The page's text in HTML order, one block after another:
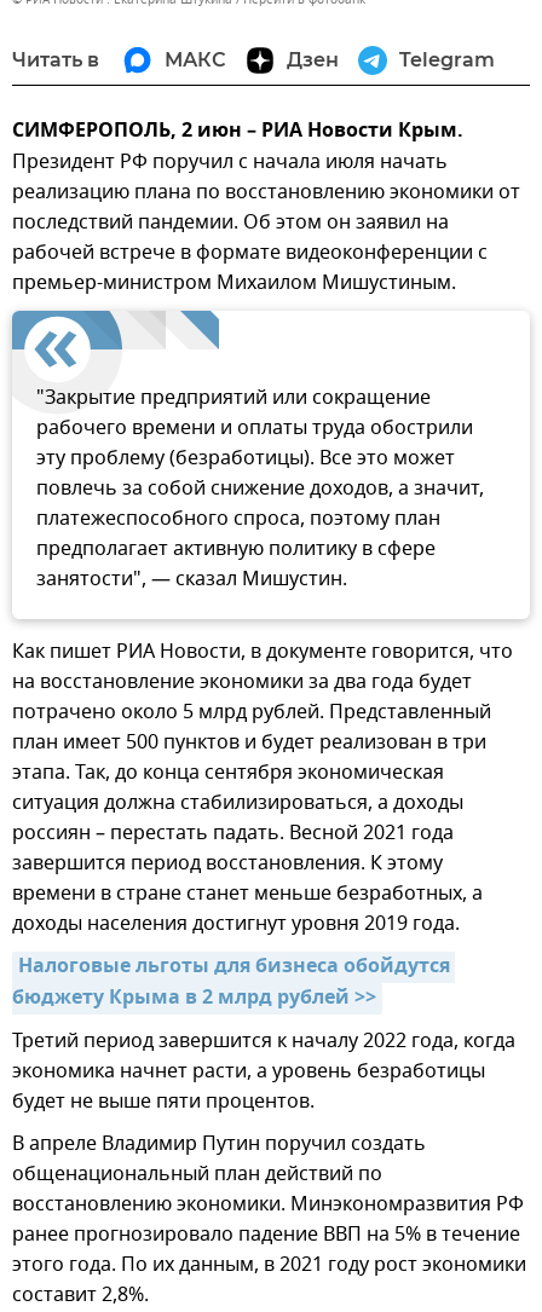
Читать в МАКС Дзен Telegram
СИМФЕРОПОЛЬ, 2 июн – РИА Новости Крым.
Президент РФ поручил с начала июля начать
реализацию плана по восстановлению экономики от
последствий пандемии. Об этом он заявил на
рабочей встрече в формате видеоконференции с
премьер-министром Михаилом Мишустиным.
"Закрытие предприятий или сокращение
рабочего времени и оплаты труда обострили
эту проблему (безработицы). Все это может
повлечь за собой снижение доходов, а значит,
платежеспособного спроса, поэтому план
предполагает активную политику в сфере
занятости", — сказал Мишустин.
Как пишет РИА Новости, в документе говорится, что
на восстановление экономики за два года будет
потрачено около 5 млрд рублей. Представленный
план имеет 500 пунктов и будет реализован в три
этапа. Так, до конца сентября экономическая
ситуация должна стабилизироваться, а доходы
россиян – перестать падать. Весной 2021 года
завершится период восстановления. К этому
времени в стране станет меньше безработных, а
доходы населения достигнут уровня 2019 года.
Налоговые льготы для бизнеса обойдутся
бюджету Крыма в 2 млрд рублей >>
Третий период завершится к началу 2022 года, когда
экономика начнет расти, а уровень безработицы
будет не выше пяти процентов.
В апреле Владимир Путин поручил создать
общенациональный план действий по
восстановлению экономики. Минэкономразвития РФ
ранее прогнозировало падение ВВП на 5% в течение
этого года. По их данным, в 2021 году рост экономики
составит 2,8%.